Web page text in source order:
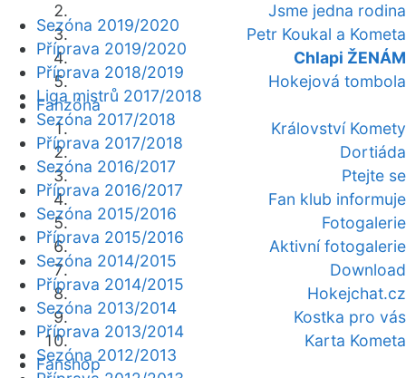
Jsme jedna rodina
Petr Koukal a Kometa
Chlapi ŽENÁM
Hokejová tombola
Fanzóna
Království Komety
Dortiáda
Ptejte se
Fan klub informuje
Fotogalerie
Aktivní fotogalerie
Download
Hokejchat.cz
Kostka pro vás
Karta Kometa
Fanshop
Sezóna 2019/2020
Příprava 2019/2020
Příprava 2018/2019
Liga mistrů 2017/2018
Sezóna 2017/2018
Příprava 2017/2018
Sezóna 2016/2017
Příprava 2016/2017
Sezóna 2015/2016
Příprava 2015/2016
Sezóna 2014/2015
Příprava 2014/2015
Sezóna 2013/2014
Příprava 2013/2014
Sezóna 2012/2013